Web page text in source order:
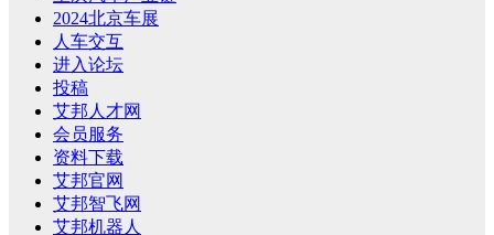
2024北京车展
人车交互
进入论坛
投稿
艾邦人才网
会员服务
资料下载
艾邦官网
艾邦智飞网
艾邦机器人